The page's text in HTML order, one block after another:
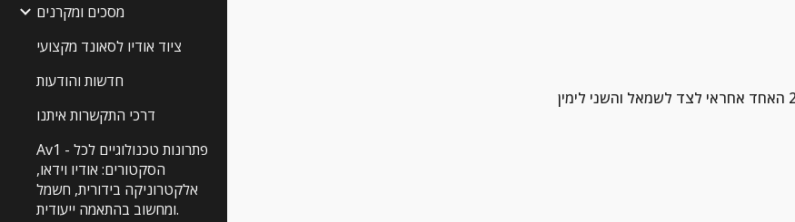
מסכים ומקרנים
ציוד אודיו לסאונד מקצועי
חדשות והודעות
דרכי התקשרות איתנו
Av1 - פתרונות טכנולוגיים לכל
הסקטורים: אודיו וידאו,
אלקטרוניקה בידורית, חשמל
ומחשוב בהתאמה ייעודית.